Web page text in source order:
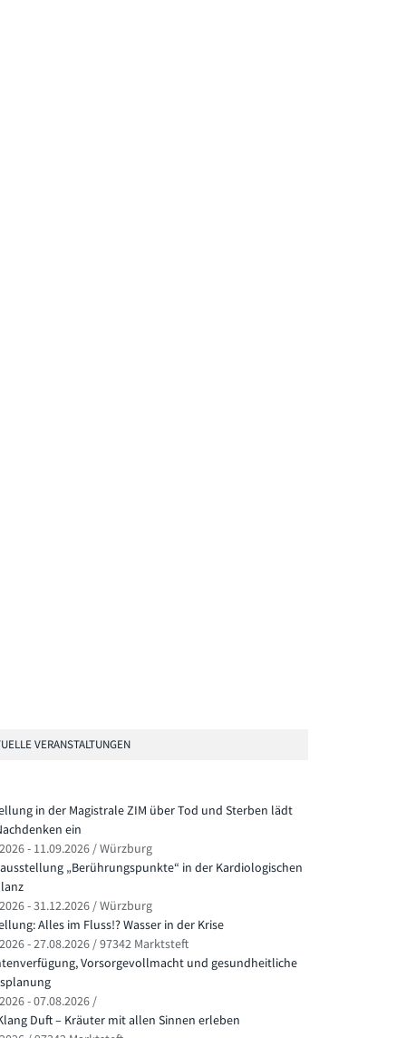
VERANSTALTUNGEN
in der Magistrale ZIM über Tod und Sterben lädt
ein
- 11.09.2026 / Würzburg
„Berührungspunkte“ in der Kardiologischen
- 31.12.2026 / Würzburg
Alles im Fluss!? Wasser in der Krise
- 27.08.2026 / 97342 Marktsteft
Vorsorgevollmacht und gesundheitliche
- 07.08.2026 /
Duft – Kräuter mit allen Sinnen erleben